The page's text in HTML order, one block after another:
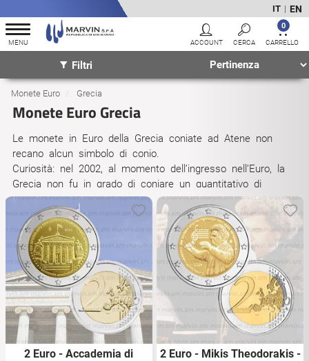
IT | EN
0
Monete Euro Grecia
Monete Euro Grecia
Le monete in Euro della Grecia coniate ad Atene non
recano alcun simbolo di conio.
Curiosità: nel 2002, al momento dell’ingresso nell’Euro, la
Grecia non fu in grado di coniare un quantitativo di
monete paragonabile a quelle degli altri 11 Paesi. Per
questo una parte delle prime monete fu coniata in
Finlandia (simbolo S nella stella), in Spagna (simbolo E), in
Francia (simbolo F).
Nel 2004 la Grecia è stata tra i primi 6 Paesi ad
emettere una moneta da 2 € commemorativi: una
bellissima moneta che celebra le Olimpiadi di Atene e
riproduce l’antica statua di un discobolo.
Da allora e fino al 2021 sono in tutto 23 le monete
commemorative da 2 € emesse dalla Grecia. Tutte le
monete hanno corso legale in tutti i Paesi dell’Eurozona.
Filtri
2 Euro - Accademia di
2 Euro - Mikis Theodorakis -